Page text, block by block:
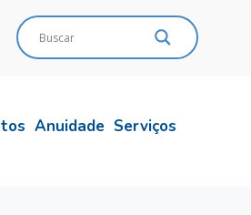
Anuidade Serviços